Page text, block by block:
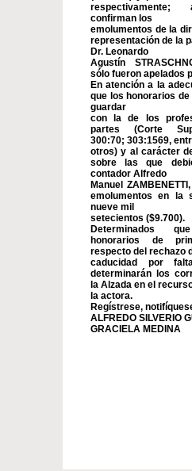
confirman los
emolumentos de la
representación de la
Dr. Leonardo
Agustín
sólo fueron apelados
En atención a la
que los honorarios
guardar
con la de los
partes (Corte
300:70; 303:1569,
otros) y al carácter
sobre las que
contador Alfredo
Manuel
emolumentos en la
nueve mil
setecientos ($9.700).
Determinados
honorarios de
respecto del rechazo
caducidad por
determinarán los
la Alzada en el
la actora.
Regístrese,
ALFREDO SILVERIO
GRACIELA MEDINA